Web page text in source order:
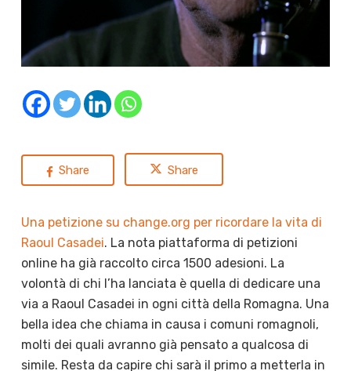
Share Share
Una petizione su change.org per ricordare la vita di
Raoul Casadei. La nota piattaforma di petizioni
online ha già raccolto circa 1500 adesioni. La
volontà di chi l’ha lanciata è quella di dedicare una
via a Raoul Casadei in ogni città della Romagna. Una
bella idea che chiama in causa i comuni romagnoli,
molti dei quali avranno già pensato a qualcosa di
simile. Resta da capire chi sarà il primo a metterla in